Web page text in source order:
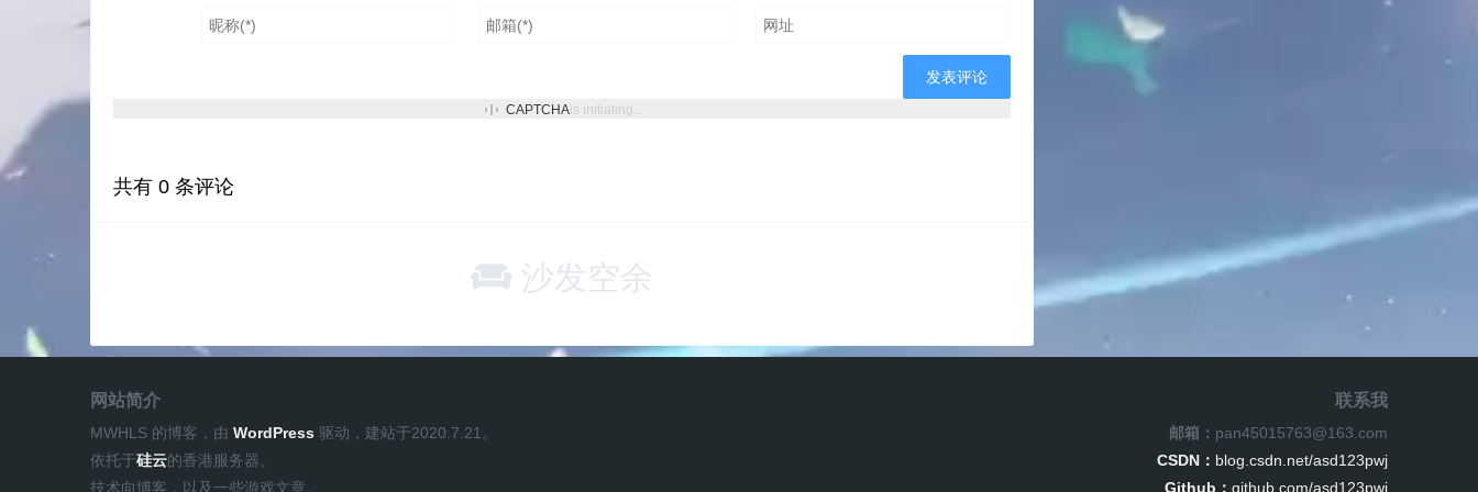
    dir2 = r"F:\0_DATA\1_DATA\Datasets\VITLD\ori_gt"
CAPTCHAis initialing...
共有 0 条评论
沙发空余
网站简介
MWHLS 的博客，由 WordPress 驱动，建站于2020.7.21。
依托于硅云的香港服务器。
技术向博客，以及一些游戏文章。
联系我
邮箱： pan45015763@163.com
CSDN： blog.csdn.net/asd123pwj
Github： github.com/asd123pwj